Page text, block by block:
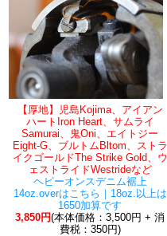
【厚地】児島Kojima、アイアン
ハートIron Heart、サムライ
Samurai、鬼Oni、エイトジー
Eight-G、ブルトムBltom、ストラ
イクゴールドThe Strike Gold、ウ
ェストライドWestrideなど
ヘビーオンスデニム裾上
14oz.overはこちら｜18oz.以上は
1650加算です
3,850円(本体価格：3,500円 + 消
費税：350円)